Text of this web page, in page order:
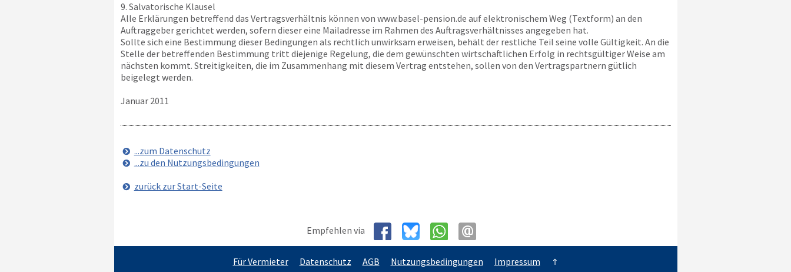
9. Salvatorische Klausel
Alle Erklärungen betreffend das Vertragsverhältnis können von www.basel-pension.de auf elektronischem Weg (Textform) an den
Auftraggeber gerichtet werden, sofern dieser eine Mailadresse im Rahmen des Auftragsverhältnisses angegeben hat.
Sollte sich eine Bestimmung dieser Bedingungen als rechtlich unwirksam erweisen, behält der restliche Teil seine volle Gültigkeit. An die
Stelle der betreffenden Bestimmung tritt diejenige Regelung, die dem gewünschten wirtschaftlichen Erfolg in rechtsgültiger Weise am
nächsten kommt. Streitigkeiten, die im Zusammenhang mit diesem Vertrag entstehen, sollen von den Vertragspartnern gütlich
beigelegt werden.
Januar 2011
...zum Datenschutz
...zu den Nutzungsbedingungen
zurück zur Start-Seite
Empfehlen via
Für Vermieter Datenschutz AGB Nutzungsbedingungen Impressum ⇑